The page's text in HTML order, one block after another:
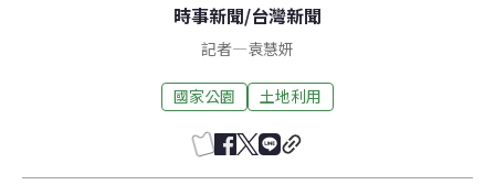
時事新聞/台灣新聞
記者—袁慧妍
國家公園 土地利用